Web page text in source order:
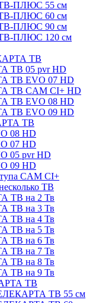
ПЛЮС 55 см
ПЛЮС 60 см
ПЛЮС 90 см
ПЛЮС 120 см
ТВ
ТВ 05 pvr HD
ТВ EVO 07 HD
ТВ CAM CI+ HD
ТВ EVO 08 HD
ТВ EVO 09 HD
ТВ
08 HD
07 HD
05 pvr HD
09 HD
CAM CI+
ТВ
ТВ на 2 Тв
ТВ на 3 Тв
ТВ на 4 Тв
ТВ на 5 Тв
ТВ на 6 Тв
ТВ на 7 Тв
ТВ на 8 Тв
ТВ на 9 Тв
ТВ
ТВ 55 см